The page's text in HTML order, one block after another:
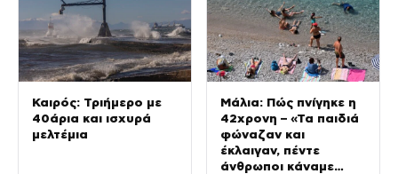
Καιρός: Τριήμερο με
40άρια και ισχυρά
μελτέμια
Μάλια: Πώς πνίγηκε η
42χρονη – «Τα παιδιά
φώναζαν και
έκλαιγαν, πέντε
άνθρωποι κάναμε